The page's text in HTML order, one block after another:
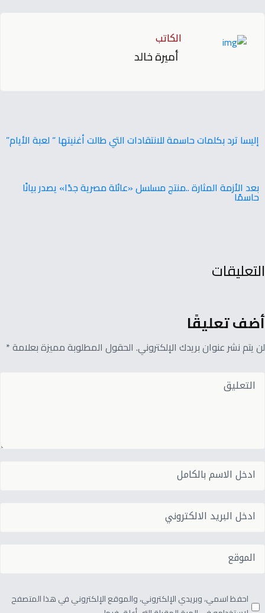
الكاتب
أميرة خالد
إليسا ترد بكلمات حاسمة للانتقادات التي طالت أغنيتها “ لعبة الأيام”
بعد الأزمة المثارة ..منتج مسلسل «عائلة مصرية جدًا» يصدر بيانًا
حاسمًا
التعليقات
أضف تعليقًا
لن يتم نشر عنوان بريدك الإلكتروني. الحقول المطلوبة مميزة بعلامة *
احفظ اسمي، وبريدي الإلكتروني، والموقع الإلكتروني في هذا المتصفح